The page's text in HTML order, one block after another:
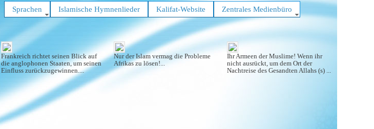
Sprachen Islamische Hymnenlieder Kalifat-Website Zentrales Medienbüro
Frankreich richtet seinen Blick auf
die anglophonen Staaten, um seinen
Einfluss zurückzugewinnen....
Nur der Islam vermag die Probleme
Afrikas zu lösen!...
Ihr Armeen der Muslime! Wenn ihr
nicht ausrückt, um dem Ort der
Nachtreise des Gesandten Allahs (s) ...